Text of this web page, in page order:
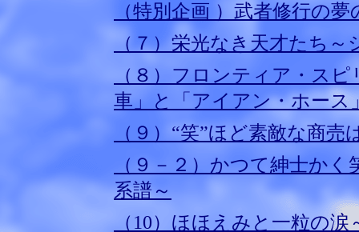
（特別企画 ）武者修行の
（７）栄光なき天才たち
（８）フロンティア・ス
車」と「アイアン・ホース
（９）“笑”ほど素敵な商
（９－２）かつて紳士か
系譜～
（10）ほほえみと一粒の